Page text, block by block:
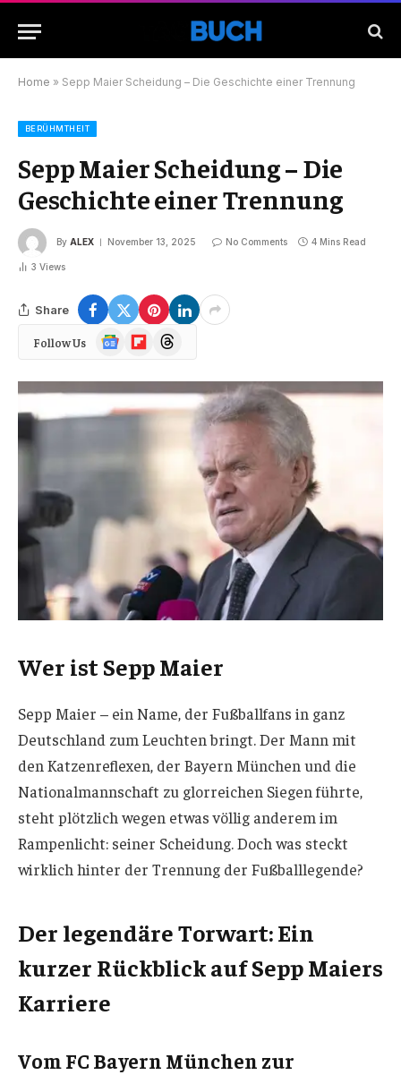
Home » Sepp Maier Scheidung – Die Geschichte einer Trennung
BERÜHMTHEIT
Sepp Maier Scheidung – Die
Geschichte einer Trennung
By ALEX November 13, 2025 No Comments 4 Mins Read
3 Views
Share
Follow Us
Google
News
FlipboardThreads
Wer ist Sepp Maier
Sepp Maier – ein Name, der Fußballfans in ganz
Deutschland zum Leuchten bringt. Der Mann mit
den Katzenreflexen, der Bayern München und die
Nationalmannschaft zu glorreichen Siegen führte,
steht plötzlich wegen etwas völlig anderem im
Rampenlicht: seiner Scheidung. Doch was steckt
wirklich hinter der Trennung der Fußballlegende?
Der legendäre Torwart: Ein
kurzer Rückblick auf Sepp Maiers
Karriere
Vom FC Bayern München zur